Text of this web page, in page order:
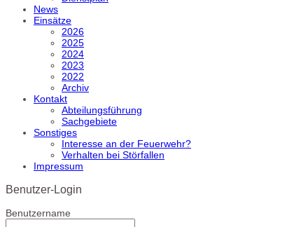
News
Einsätze
2026
2025
2024
2023
2022
Archiv
Kontakt
Abteilungsführung
Sachgebiete
Sonstiges
Interesse an der Feuerwehr?
Verhalten bei Störfallen
Impressum
Benutzer-Login
Benutzername